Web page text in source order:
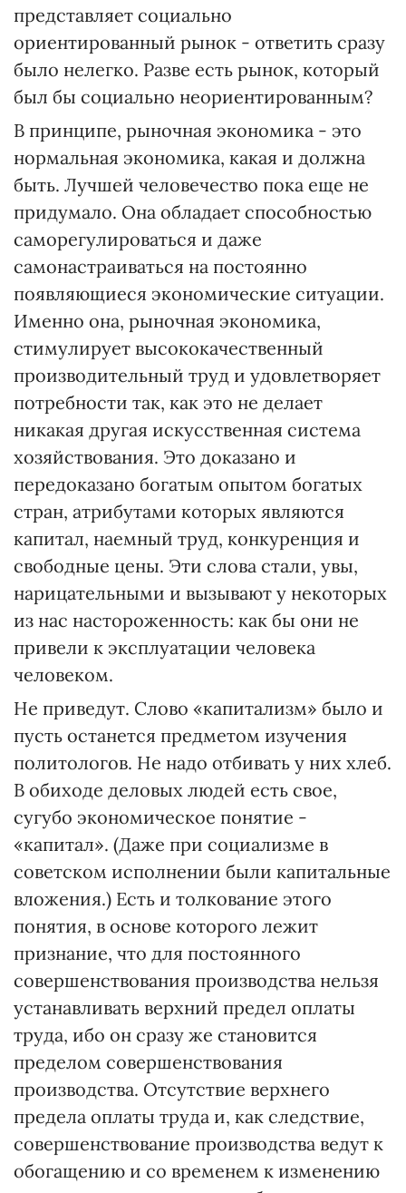
представляет социально
ориентированный рынок - ответить сразу
было нелегко. Разве есть рынок, который
был бы социально неориентированным?
В принципе, рыночная экономика - это
нормальная экономика, какая и должна
быть. Лучшей человечество пока еще не
придумало. Она обладает способностью
саморегулироваться и даже
самонастраиваться на постоянно
появляющиеся экономические ситуации.
Именно она, рыночная экономика,
стимулирует высококачественный
производительный труд и удовлетворяет
потребности так, как это не делает
никакая другая искусственная система
хозяйствования. Это доказано и
передоказано богатым опытом богатых
стран, атрибутами которых являются
капитал, наемный труд, конкуренция и
свободные цены. Эти слова стали, увы,
нарицательными и вызывают у некоторых
из нас настороженность: как бы они не
привели к эксплуатации человека
человеком.
Не приведут. Слово «капитализм» было и
пусть останется предметом изучения
политологов. Не надо отбивать у них хлеб.
В обиходе деловых людей есть свое,
сугубо экономическое понятие -
«капитал». (Даже при социализме в
советском исполнении были капитальные
вложения.) Есть и толкование этого
понятия, в основе которого лежит
признание, что для постоянного
совершенствования производства нельзя
устанавливать верхний предел оплаты
труда, ибо он сразу же становится
пределом совершенствования
производства. Отсутствие верхнего
предела оплаты труда и, как следствие,
совершенствование производства ведут к
обогащению и со временем к изменению